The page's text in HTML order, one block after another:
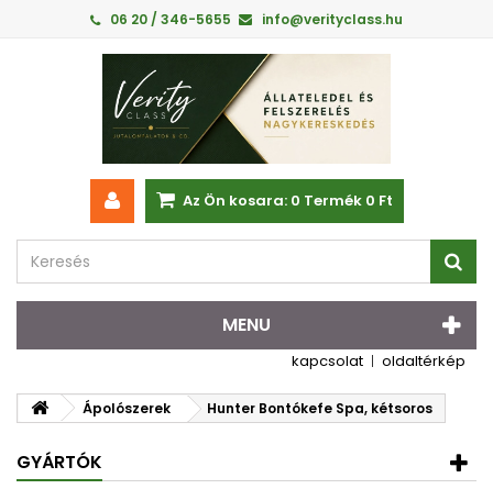
06 20 / 346-5655 info@verityclass.hu
Az Ön kosara: 0 Termék 0 Ft‎
MENU
kapcsolat oldaltérkép
Ápolószerek Hunter Bontókefe Spa, kétsoros
GYÁRTÓK